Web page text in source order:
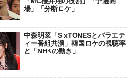
場」「分断ロケ」
中森明菜「SixTONESとバラエテ
ィー番組共演」韓国ロケの視聴率
と「NHKの動き」